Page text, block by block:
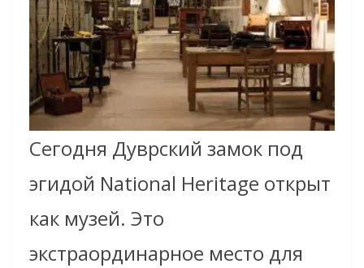
Сегодня Дуврский замок под
эгидой National Heritage открыт
как музей. Это
экстраординарное место для